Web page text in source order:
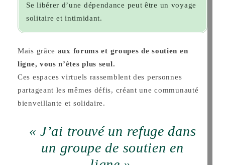
Se libérer d’une dépendance peut être un voyage
solitaire et intimidant.
Mais grâce aux forums et groupes de soutien en
ligne, vous n’êtes plus seul.
Ces espaces virtuels rassemblent des personnes
partageant les mêmes défis, créant une communauté
bienveillante et solidaire.
« J’ai trouvé un refuge dans
un groupe de soutien en